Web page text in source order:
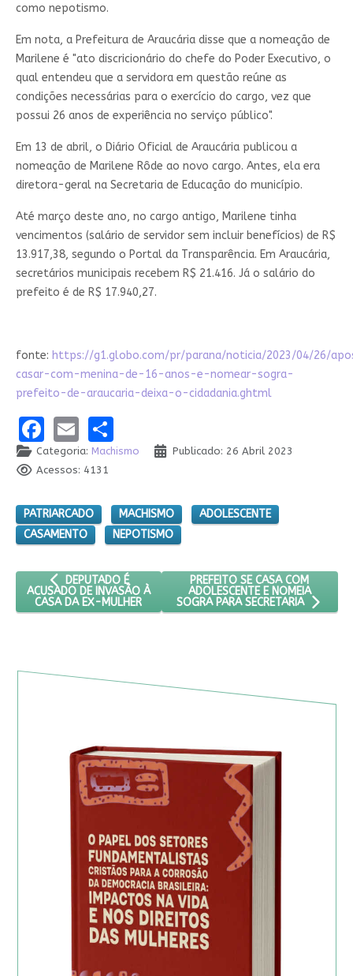
como nepotismo.
Em nota, a Prefeitura de Araucária disse que a nomeação de
Marilene é "ato discricionário do chefe do Poder Executivo, o
qual entendeu que a servidora em questão reúne as
condições necessárias para o exercício do cargo, vez que
possui 26 anos de experiência no serviço público".
Em 13 de abril, o Diário Oficial de Araucária publicou a
nomeação de Marilene Rôde ao novo cargo. Antes, ela era
diretora-geral na Secretaria de Educação do município.
Até março deste ano, no cargo antigo, Marilene tinha
vencimentos (salário de servidor sem incluir benefícios) de R$
13.917,38, segundo o Portal da Transparência. Em Araucária,
secretários municipais recebem R$ 21.416. Já o salário do
prefeito é de R$ 17.940,27.
fonte: https://g1.globo.com/pr/parana/noticia/2023/04/26/
casar-com-menina-de-16-anos-e-nomear-sogra-
prefeito-de-araucaria-deixa-o-cidadania.ghtml
Facebook
EmailShare
Categoria: Machismo
Publicado: 26 Abril 2023
Acessos: 4131
PATRIARCADO MACHISMO
ADOLESCENTE
CASAMENTO
NEPOTISMO
ARTIGO ANTERIOR: DEPUTADO É ACUSADO DE INVASÃO À
DEPUTADO É
ACUSADO DE INVASÃO À
CASA DA EX-MULHER
PRÓXIMO ARTIGO: PREFEITO
PREFEITO SE CASA COM
ADOLESCENTE E NOMEIA
SOGRA PARA SECRETARIA